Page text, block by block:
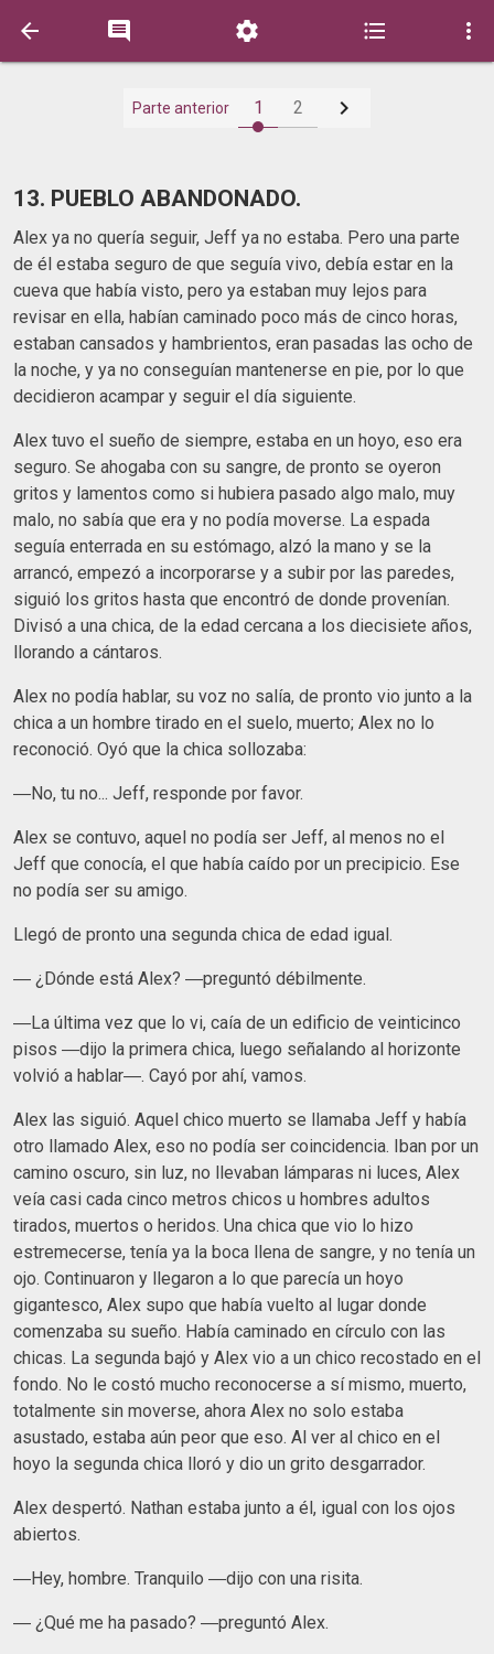
    
Parte anterior 1 2 
13. PUEBLO ABANDONADO.
Alex ya no quería seguir, Jeff ya no estaba. Pero una parte
de él estaba seguro de que seguía vivo, debía estar en la
cueva que había visto, pero ya estaban muy lejos para
revisar en ella, habían caminado poco más de cinco horas,
estaban cansados y hambrientos, eran pasadas las ocho de
la noche, y ya no conseguían mantenerse en pie, por lo que
decidieron acampar y seguir el día siguiente.
Alex tuvo el sueño de siempre, estaba en un hoyo, eso era
seguro. Se ahogaba con su sangre, de pronto se oyeron
gritos y lamentos como si hubiera pasado algo malo, muy
malo, no sabía que era y no podía moverse. La espada
seguía enterrada en su estómago, alzó la mano y se la
arrancó, empezó a incorporarse y a subir por las paredes,
siguió los gritos hasta que encontró de donde provenían.
Divisó a una chica, de la edad cercana a los diecisiete años,
llorando a cántaros.
Alex no podía hablar, su voz no salía, de pronto vio junto a la
chica a un hombre tirado en el suelo, muerto; Alex no lo
reconoció. Oyó que la chica sollozaba:
―No, tu no... Jeff, responde por favor.
Alex se contuvo, aquel no podía ser Jeff, al menos no el
Jeff que conocía, el que había caído por un precipicio. Ese
no podía ser su amigo.
Llegó de pronto una segunda chica de edad igual.
― ¿Dónde está Alex? ―preguntó débilmente.
―La última vez que lo vi, caía de un edificio de veinticinco
pisos ―dijo la primera chica, luego señalando al horizonte
volvió a hablar―. Cayó por ahí, vamos.
Alex las siguió. Aquel chico muerto se llamaba Jeff y había
otro llamado Alex, eso no podía ser coincidencia. Iban por un
camino oscuro, sin luz, no llevaban lámparas ni luces, Alex
veía casi cada cinco metros chicos u hombres adultos
tirados, muertos o heridos. Una chica que vio lo hizo
estremecerse, tenía ya la boca llena de sangre, y no tenía un
ojo. Continuaron y llegaron a lo que parecía un hoyo
gigantesco, Alex supo que había vuelto al lugar donde
comenzaba su sueño. Había caminado en círculo con las
chicas. La segunda bajó y Alex vio a un chico recostado en el
fondo. No le costó mucho reconocerse a sí mismo, muerto,
totalmente sin moverse, ahora Alex no solo estaba
asustado, estaba aún peor que eso. Al ver al chico en el
hoyo la segunda chica lloró y dio un grito desgarrador.
Alex despertó. Nathan estaba junto a él, igual con los ojos
abiertos.
―Hey, hombre. Tranquilo ―dijo con una risita.
― ¿Qué me ha pasado? ―preguntó Alex.